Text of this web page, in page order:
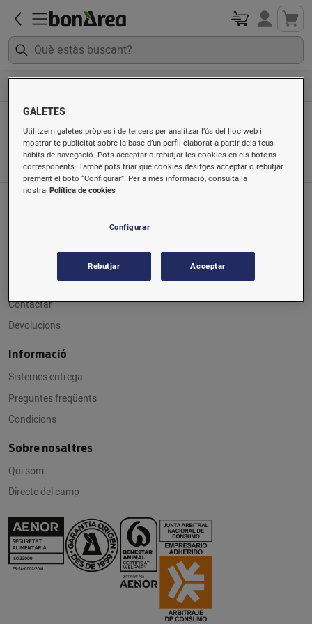
Vi blanc
Ordenat per
Servei al client
Contactar
Devolucions
Informació
Sistemes entrega
Preguntes freqüents
Condicions
Sobre nosaltres
Qui som
Directe del camp
GALETES
Utilitzem galetes pròpies i de tercers per analitzar l’ús del lloc web i
mostrar-te publicitat sobre la base d’un perfil elaborat a partir dels teus
hàbits de navegació. Pots acceptar o rebutjar les cookies en els botons
corresponents. També pots triar que cookies desitges acceptar o rebutjar
prement el botó “Configurar”. Per a més informació, consulta la
nostra Política de cookies
Configurar
Rebutjar Acceptar